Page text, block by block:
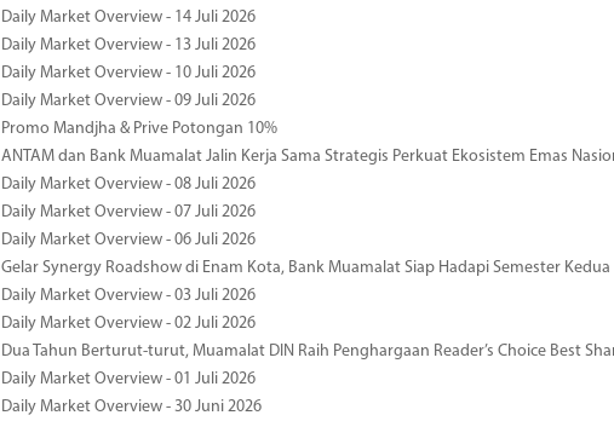
Daily Market Overview - 14 Juli 2026
Daily Market Overview - 13 Juli 2026
Daily Market Overview - 10 Juli 2026
Daily Market Overview - 09 Juli 2026
Promo Mandjha & Prive Potongan 10%
ANTAM dan Bank Muamalat Jalin Kerja Sama Strategis Perkuat Ekosistem Emas
Daily Market Overview - 08 Juli 2026
Daily Market Overview - 07 Juli 2026
Daily Market Overview - 06 Juli 2026
Gelar Synergy Roadshow di Enam Kota, Bank Muamalat Siap Hadapi Semester Kedua
Daily Market Overview - 03 Juli 2026
Daily Market Overview - 02 Juli 2026
Dua Tahun Berturut-turut, Muamalat DIN Raih Penghargaan Reader’s Choice Best
Daily Market Overview - 01 Juli 2026
Daily Market Overview - 30 Juni 2026